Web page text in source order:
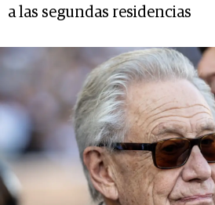
a las segundas residencias